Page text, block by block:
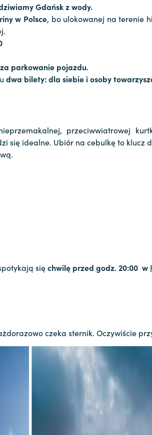
Gdańsk z wody.
w Polsce, bo ulokowanej na terenie
parkowanie pojazdu.
dwa bilety: dla siebie i osoby
przeciwwiatrowej
się idealne. Ubiór na cebulkę to klucz
sięchwilę przed godz. 20:00 w
czeka sternik. Oczywiście